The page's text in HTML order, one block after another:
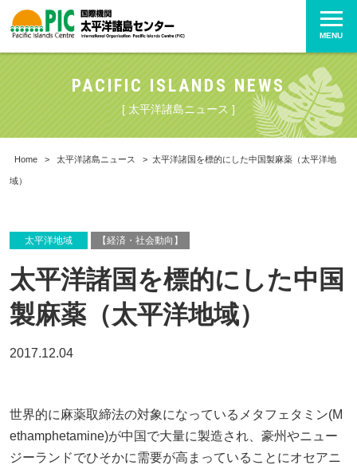
MENU
PACIFIC ISLANDS NEWS
[ 太平洋諸島ニュース ]
Home > 太平洋諸島ニュース > 太平洋諸国を標的にした中国製麻薬（太平洋地
域）
太平洋地域 【経済・社会動向】
太平洋諸国を標的にした中国
製麻薬（太平洋地域）
2017.12.04
世界的に麻薬取締法の対象になっているメタフェタミン(M
ethamphetamine)が中国で大量に製造され、豪州やニュー
ジーランドでひそかに需要が高まっていることにオセアニ